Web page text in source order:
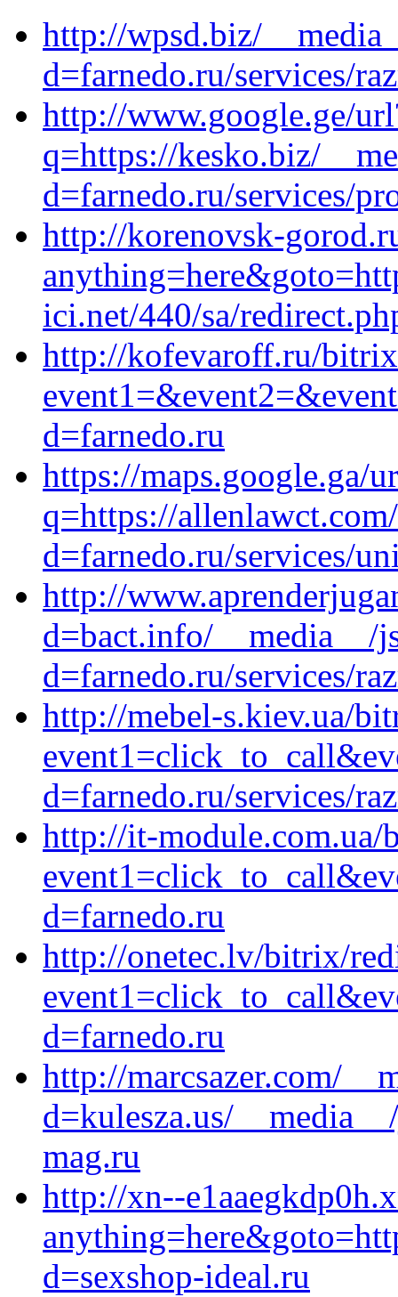
http://wpsd.biz/
d=farnedo.ru/services/
http://www.google.ge/
q=https://kesko.biz/
d=farnedo.ru/services/
http://korenovsk-
ici.net/440/sa/
http://kofevaroff.ru/
d=farnedo.ru
https://maps.google.ga/
q=https://
d=farnedo.ru/services/
http://
d=bact.info/__media__/
d=farnedo.ru/services/
http://mebel-s.kiev.ua/
d=farnedo.ru/services/
http://it-module.com.ua/
d=farnedo.ru
http://onetec.lv/bitrix/
d=farnedo.ru
http://marcsazer.com/
d=kulesza.us/
mag.ru
http://xn--
d=sexshop-ideal.ru